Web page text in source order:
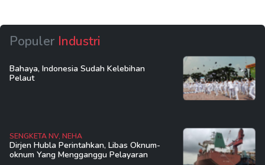
Populer Industri
Bahaya, Indonesia Sudah Kelebihan
Pelaut
SENGKETA NV, NEHA
Dirjen Hubla Perintahkan, Libas Oknum-
oknum Yang Mengganggu Pelayaran